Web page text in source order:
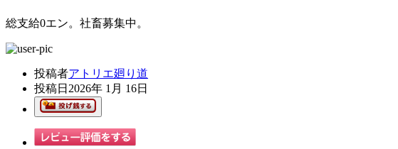
総支給0エン。社畜募集中。
投稿者アトリエ廻り道
投稿日 2026年 1月 16日